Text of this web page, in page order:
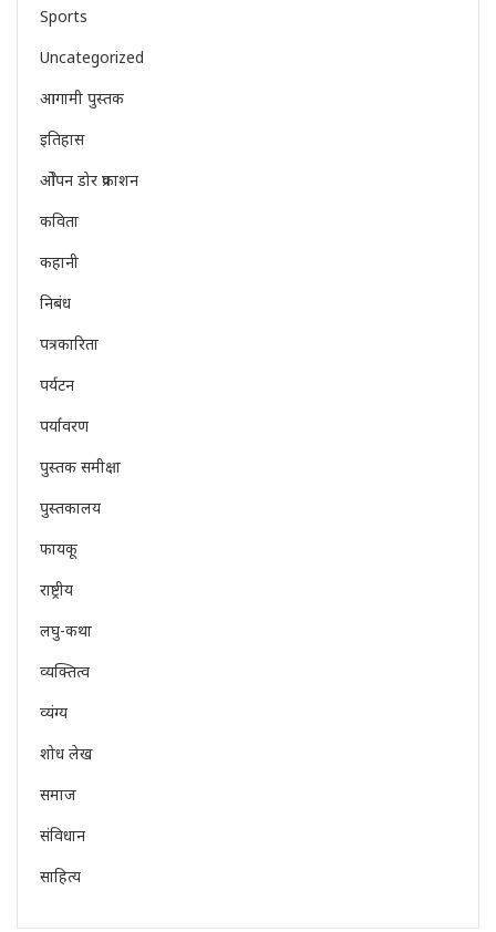
Sports
Uncategorized
आगामी पुस्तक
इतिहास
ओेपन डोर प्रकाशन
कविता
कहानी
निबंध
पत्रकारिता
पर्यटन
पर्यावरण
पुस्तक समीक्षा
पुस्तकालय
फायकू
राष्ट्रीय
लघु-कथा
व्यक्तित्व
व्यंग्य
शोध लेख
समाज
संविधान
साहित्य